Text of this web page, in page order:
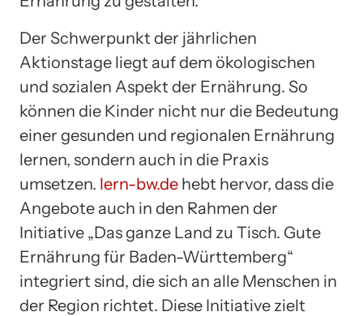
Der Schwerpunkt der jährlichen
Aktionstage liegt auf dem ökologischen
und sozialen Aspekt der Ernährung. So
können die Kinder nicht nur die Bedeutung
einer gesunden und regionalen Ernährung
lernen, sondern auch in die Praxis
umsetzen. lern-bw.de hebt hervor, dass die
Angebote auch in den Rahmen der
Initiative „Das ganze Land zu Tisch. Gute
Ernährung für Baden-Württemberg“
integriert sind, die sich an alle Menschen in
der Region richtet. Diese Initiative zielt